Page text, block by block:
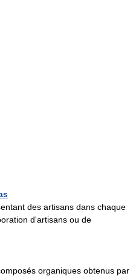
des artisans dans chaque
d'artisans ou de
organiques obtenus par